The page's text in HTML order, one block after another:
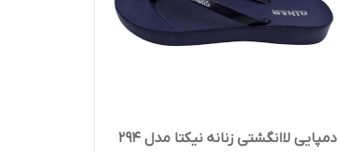
دمپایی لاانگشتی زنانه نیکتا مدل 294